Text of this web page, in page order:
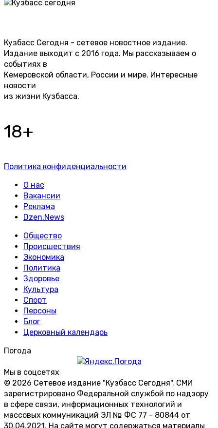
Кузбасс Сегодня - сетевое новостное издание.
Издание выходит с 2016 года. Мы рассказываем о
событиях в
Кемеровской области, России и мире. Интересные
новости
из жизни Кузбасса.
18+
Политика конфиденциальности
О нас
Вакансии
Реклама
Dzen.News
Общество
Происшествия
Экономика
Политика
Здоровье
Культура
Спорт
Персоны
Блог
Церковный календарь
Погода
Мы в соцсетях
© 2026 Сетевое издание "Кузбасс Сегодня". СМИ
зарегистрировано Федеральной службой по надзору
в сфере связи, информационных технологий и
массовых коммуникаций ЭЛ № ФС 77 - 80844 от
30.04.2021. На сайте могут содержаться материалы